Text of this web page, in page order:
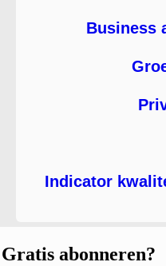
Business
Indicator
Gratis abonneren?